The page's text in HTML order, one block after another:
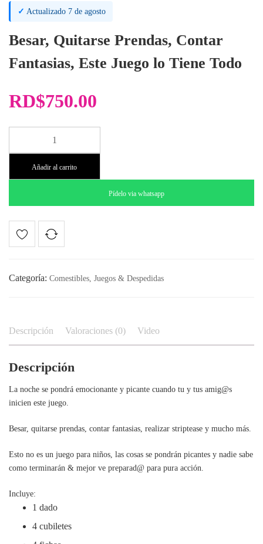
✓ Actualizado 7 de agosto
Besar, Quitarse Prendas, Contar
Fantasias, Este Juego lo Tiene Todo
RD$750.00
Añadir al carrito
Pídelo via whatsapp
Categoría: Comestibles, Juegos & Despedidas
Descripción Valoraciones (0) Video
Descripción
La noche se pondrá emocionante y picante cuando tu y tus amig@s
inicien este juego.
Besar, quitarse prendas, contar fantasias, realizar striptease y mucho más.
Esto no es un juego para niños, las cosas se pondrán picantes y nadie sabe
como terminarán & mejor ve preparad@ para pura acción.
Incluye:
1 dado
4 cubiletes